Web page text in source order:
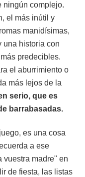
ningún complejo.
el más inútil y
manidísimas,
una historia con
predecibles.
el aburrimiento o
más lejos de la
serio, que es
barrabasadas.
es una cosa
a ese
vuestra madre" en
de fiesta, las listas